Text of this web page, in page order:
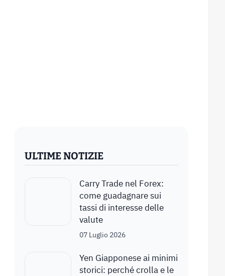
ULTIME NOTIZIE
Carry Trade nel Forex:
come guadagnare sui
tassi di interesse delle
valute
07 Luglio 2026
Yen Giapponese ai minimi
storici: perché crolla e le